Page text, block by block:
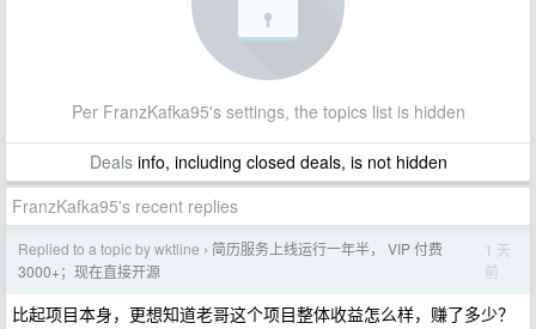
Per FranzKafka95's settings, the topics list is hidden
Dealsinfo, including closed deals, is not hidden
FranzKafka95's recent replies
Replied to a topic by wktline › 简历服务上线运行一年半， VIP 付费
3000+；现在直接开源
1 天
前
比起项目本身，更想知道老哥这个项目整体收益怎么样，赚了多少？